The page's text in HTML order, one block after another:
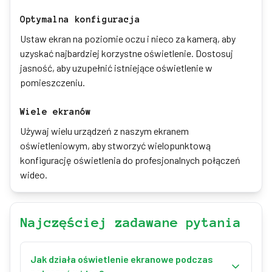
Optymalna konfiguracja
Ustaw ekran na poziomie oczu i nieco za kamerą, aby
uzyskać najbardziej korzystne oświetlenie. Dostosuj
jasność, aby uzupełnić istniejące oświetlenie w
pomieszczeniu.
Wiele ekranów
Używaj wielu urządzeń z naszym ekranem
oświetleniowym, aby stworzyć wielopunktową
konfigurację oświetlenia do profesjonalnych połączeń
wideo.
Najczęściej zadawane pytania
Jak działa oświetlenie ekranowe podczas